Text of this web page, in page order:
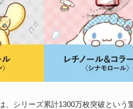
、シリーズ累計1300万枚突破とい